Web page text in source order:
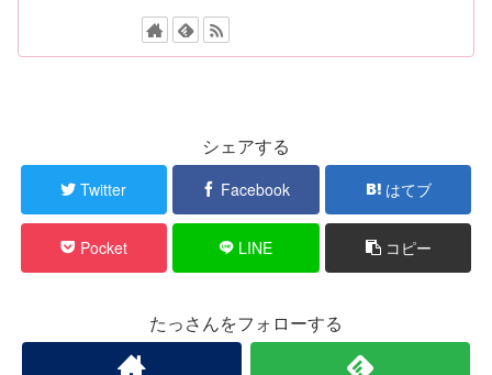
シェアする
Twitter Facebook はてブ
Pocket LINE コピー
たっさんをフォローする